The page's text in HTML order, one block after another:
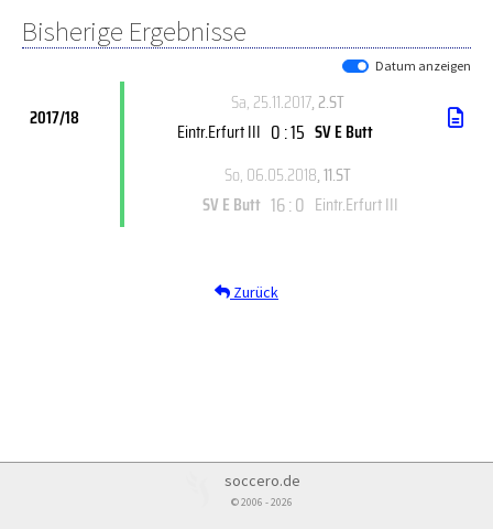
Bisherige Ergebnisse
Datum anzeigen
2017/18
Sa, 25.11.2017, 2.ST
Eintr.Erfurt III 0 : 15 SV E Butt
So, 06.05.2018, 11.ST
SV E Butt 16 : 0 Eintr.Erfurt III
Zurück
soccero.de
© 2006 - 2026